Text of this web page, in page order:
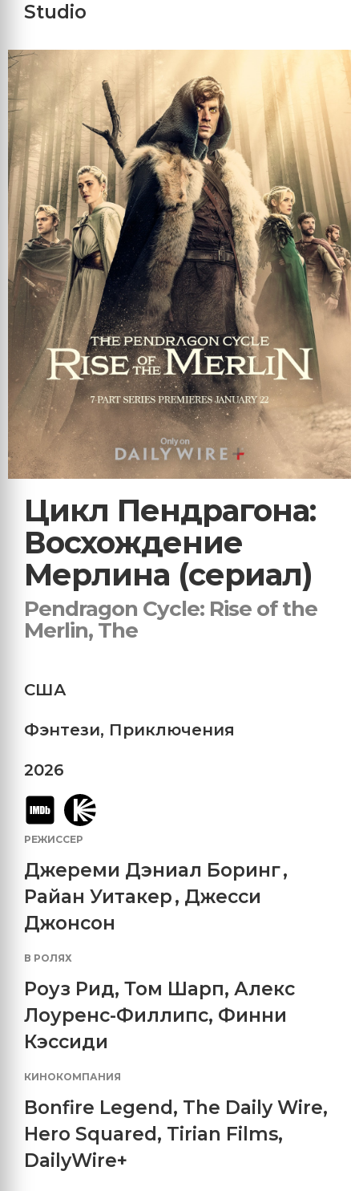
Studio
Цикл Пендрагона:
Восхождение
Мерлина (сериал)
Pendragon Cycle: Rise of the
Merlin, The
США
Фэнтези, Приключения
2026
РЕЖИССЕР
Джереми Дэниал Боринг,
Райан Уитакер, Джесси
Джонсон
В РОЛЯХ
Роуз Рид, Том Шарп, Алекс
Лоуренс-Филлипс, Финни
Кэссиди
КИНОКОМПАНИЯ
Bonfire Legend , The Daily Wire,
Hero Squared , Tirian Films,
DailyWire+